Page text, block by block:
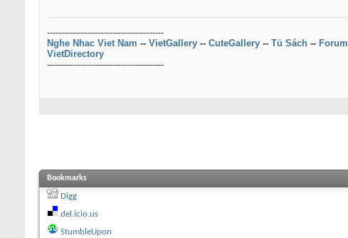
-----------------------------------------
Nghe Nhac Viet Nam -- VietGallery -- CuteGallery -- Tủ Sách -- Forum
VietDirectory
-----------------------------------------
Bookmarks
Digg
del.icio.us
StumbleUpon